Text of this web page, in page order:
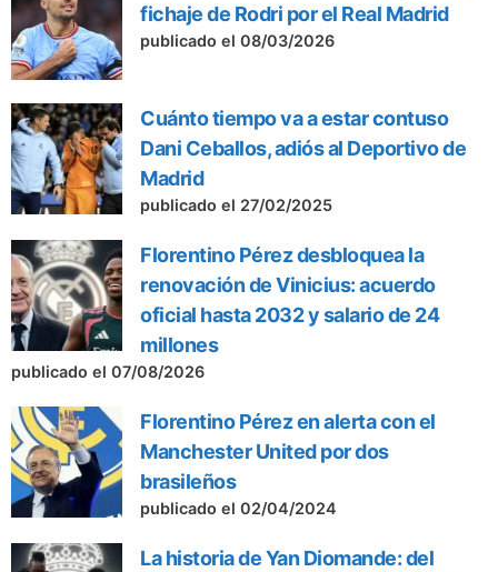
fichaje de Rodri por el Real Madrid
publicado el 08/03/2026
Cuánto tiempo va a estar contuso
Dani Ceballos, adiós al Deportivo de
Madrid
publicado el 27/02/2025
Florentino Pérez desbloquea la
renovación de Vinicius: acuerdo
oficial hasta 2032 y salario de 24
millones
publicado el 07/08/2026
Florentino Pérez en alerta con el
Manchester United por dos
brasileños
publicado el 02/04/2024
La historia de Yan Diomande: del